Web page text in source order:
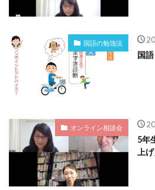
国語の勉強法
国
オンライン相談会
5年
上げ